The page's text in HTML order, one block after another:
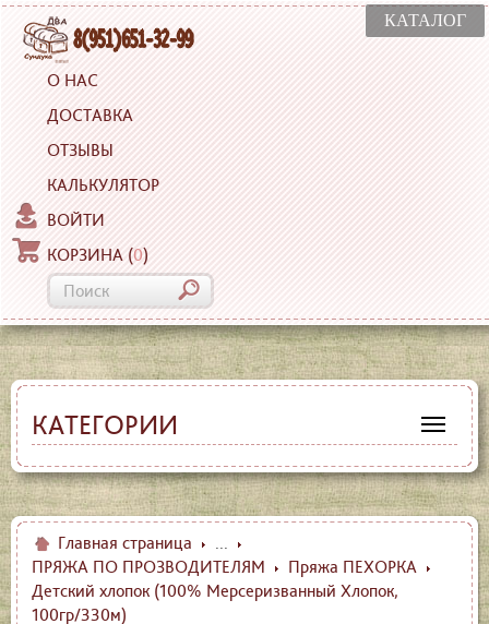
КАТАЛОГ
О НАС
ДОСТАВКА
ОТЗЫВЫ
КАЛЬКУЛЯТОР
ВОЙТИ
КОРЗИНА (0)
КАТЕГОРИИ
Главная страница
...
ПРЯЖА ПО ПРОЗВОДИТЕЛЯМ
Пряжа ПЕХОРКА
Детский хлопок (100% Мерсеризванный Хлопок,
100гр/330м)